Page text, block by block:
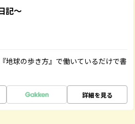
記～
地球の歩き方』で働いているだけで書
詳細を見る